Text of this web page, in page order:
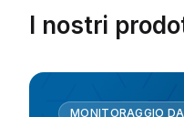
I nostri
MONITORAGGIO